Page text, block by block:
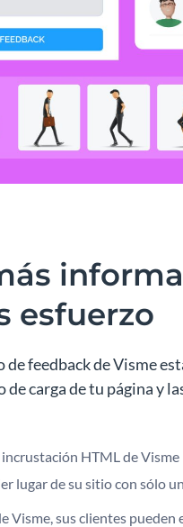
esfuerzo
feedback de Visme
carga de tu página y
HTML de Visme
lugar de su sitio con sólo
Visme, sus clientes pueden